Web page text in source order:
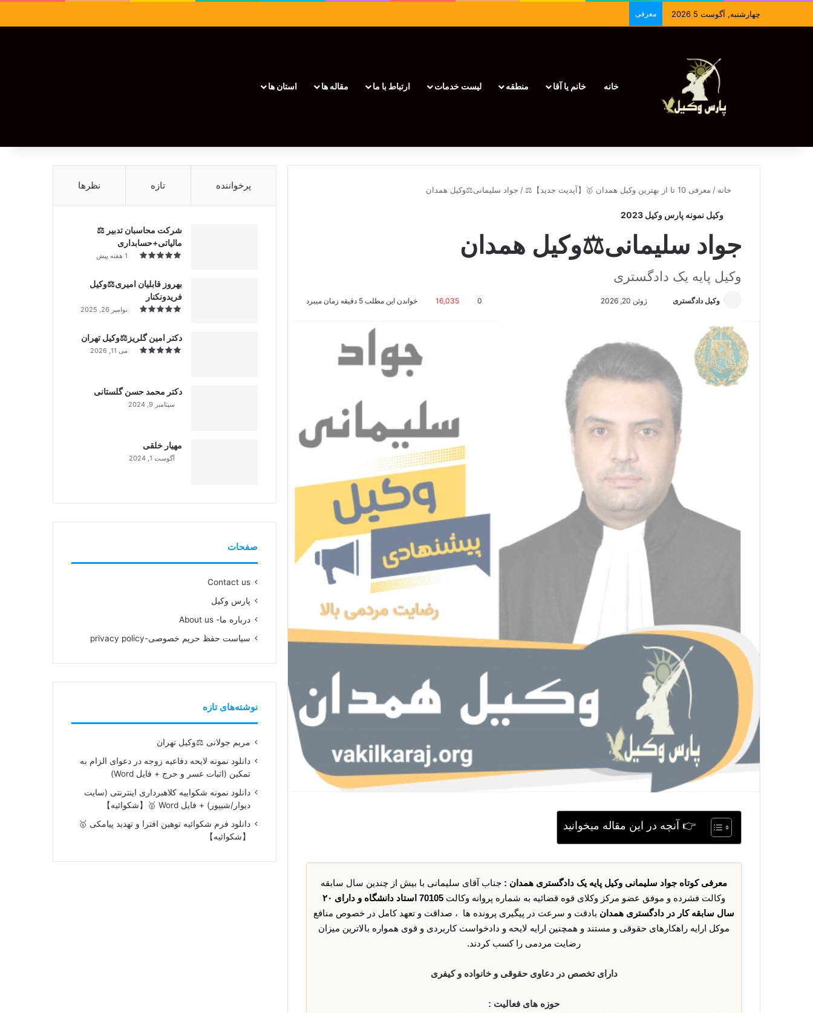
چهارشنبه, آگوست 5 2026 معرفی
خانه خانم یا آقا منطقه لیست خدمات ارتباط با ما مقاله ها استان ها
خانه / معرفی 10 تا از بهترین وکیل همدان 🥇【آپدیت جدید】⚖️ / جواد سلیمانی⚖️وکیل همدان
وکیل نمونه پارس وکیل 2023
جواد سلیمانی⚖️وکیل همدان
وکیل پایه یک دادگستری
وکیل دادگستری
ل
ی
ژوئن 20, 2026 0
16,035 خواندن این مطلب 5 دقیقه زمان میبرد
👉 آنچه در این مقاله میخوانید
معرفی کوتاه جواد سلیمانی وکیل پایه یک دادگستری همدان : جناب آقای سلیمانی با بیش از چندین سال سابقه
وکالت فشرده و موفق عضو مرکز وکلای قوه قضائیه به شماره پروانه وکالت
70105 استاد دانشگاه و دارای ۲۰
سال سابقه کار در دادگستری همدان بادقت و سرعت در پیگیری پرونده ها ، صداقت و تعهد کامل در خصوص منافع
موکل ارایه راهکارهای حقوقی و مستند و همچنین ارایه لایحه و دادخواست کاربردی و قوی همواره بالاترین میزان
رضایت مردمی را کسب کردند.
دارای تخصص در دعاوی حقوقی و خانواده و کیفری
حوزه های فعالیت :
پرخواننده تازه نظرها
شرکت محاسبان تدبیر ⚖️
مالیاتی+حسابداری
1 هفته پیش
بهروز قابلیان امیری⚖️وکیل
فریدونکنار
نوامبر 26, 2025
دکتر امین گلریز⚖️وکیل تهران
می 11, 2026
دکتر محمد حسن گلستانی
سپتامبر 9, 2024
مهیار خلقی
آگوست 1, 2024
صفحات
Contact us
پارس وکیل
درباره ما- About us
سیاست حفظ حریم خصوصی-privacy policy
نوشته‌های تازه
مریم جولانی ⚖️وکیل تهران
دانلود نمونه لایحه دفاعیه زوجه در دعوای الزام به
تمکین (اثبات عسر و حرج + فایل Word)
دانلود نمونه شکواییه کلاهبرداری اینترنتی (سایت
دیوار/شیپور) + فایل Word 🥇【شکوائیه】
دانلود فرم شکوائیه توهین افترا و تهدید پیامکی 🥇
【شکوائیه】